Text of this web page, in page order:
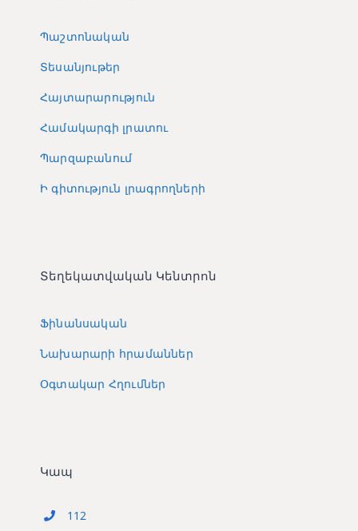
Պաշտոնական
Տեսանյութեր
Հայտարարություն
Համակարգի լրատու
Պարզաբանում
Ի գիտություն լրագրողների
Տեղեկատվական Կենտրոն
Ֆինանսական
Նախարարի հրամաններ
Օգտակար Հղումներ
Կապ
112